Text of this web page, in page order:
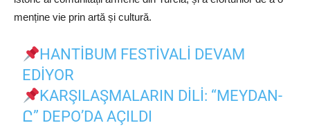
menține vie prin artă și cultură.
HANTIBUM FESTIVALI DEVAM
EDIYOR
KARŞILAŞMALARIN DILI: “MEYDAN-
Ը” DEPO’DA AÇILDI